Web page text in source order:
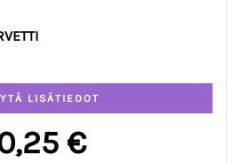
SERVETTI
€